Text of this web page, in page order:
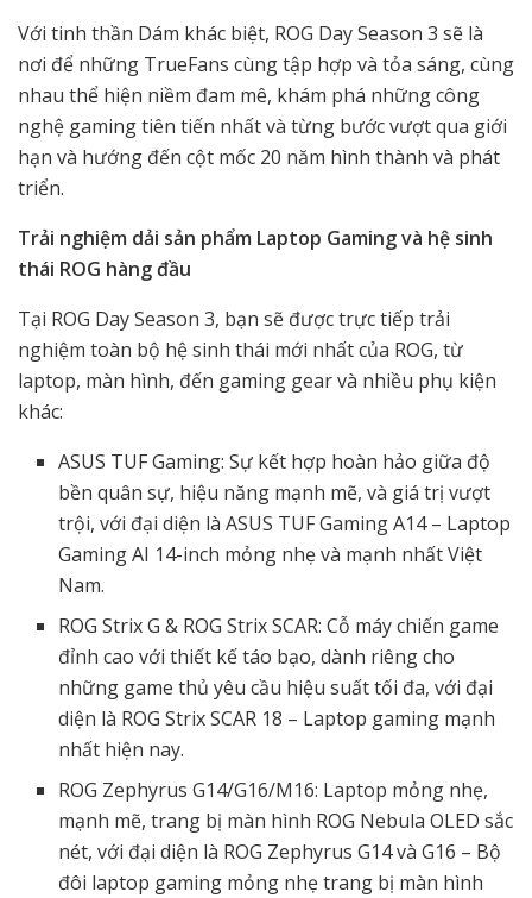
Với tinh thần Dám khác biệt, ROG Day Season 3 sẽ là
nơi để những TrueFans cùng tập hợp và tỏa sáng, cùng
nhau thể hiện niềm đam mê, khám phá những công
nghệ gaming tiên tiến nhất và từng bước vượt qua giới
hạn và hướng đến cột mốc 20 năm hình thành và phát
triển.
Trải nghiệm dải sản phẩm Laptop Gaming và hệ sinh
thái ROG hàng đầu
Tại ROG Day Season 3, bạn sẽ được trực tiếp trải
nghiệm toàn bộ hệ sinh thái mới nhất của ROG, từ
laptop, màn hình, đến gaming gear và nhiều phụ kiện
khác:
ASUS TUF Gaming: Sự kết hợp hoàn hảo giữa độ
bền quân sự, hiệu năng mạnh mẽ, và giá trị vượt
trội, với đại diện là ASUS TUF Gaming A14 – Laptop
Gaming AI 14-inch mỏng nhẹ và mạnh nhất Việt
Nam.
ROG Strix G & ROG Strix SCAR: Cỗ máy chiến game
đỉnh cao với thiết kế táo bạo, dành riêng cho
những game thủ yêu cầu hiệu suất tối đa, với đại
diện là ROG Strix SCAR 18 – Laptop gaming mạnh
nhất hiện nay.
ROG Zephyrus G14/G16/M16: Laptop mỏng nhẹ,
mạnh mẽ, trang bị màn hình ROG Nebula OLED sắc
nét, với đại diện là ROG Zephyrus G14 và G16 – Bộ
đôi laptop gaming mỏng nhẹ trang bị màn hình